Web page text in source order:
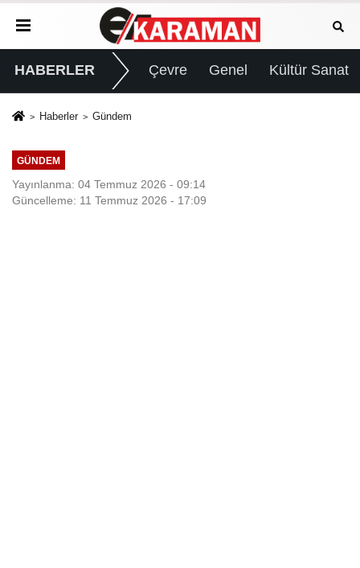
HABERLER Çevre Genel Kültür Sanat
Haberler Gündem
GÜNDEM
Yayınlanma: 04 Temmuz 2026 - 09:14
Güncelleme: 11 Temmuz 2026 - 17:09